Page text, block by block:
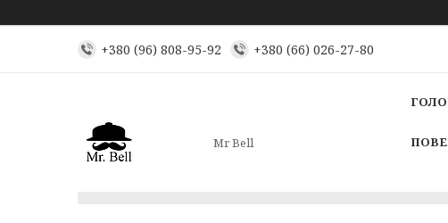
+380 (96) 808-95-92 +380 (66) 026-27-80
Mr Bell